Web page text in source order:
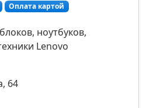
Оплата картой
ноутбуков,
Lenovo
64